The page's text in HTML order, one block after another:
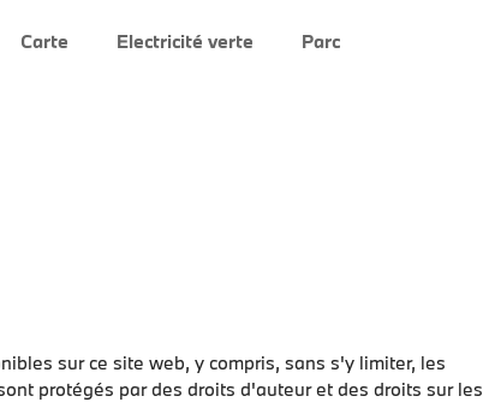
Carte Electricité verte Parc
sur ce site web, y compris, sans s'y limiter, les
protégés par des droits d'auteur et des droits sur les